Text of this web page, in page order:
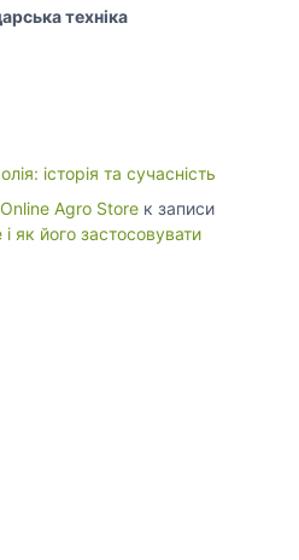
техніка
історія та сучасність
Agro Store к записи
його застосовувати